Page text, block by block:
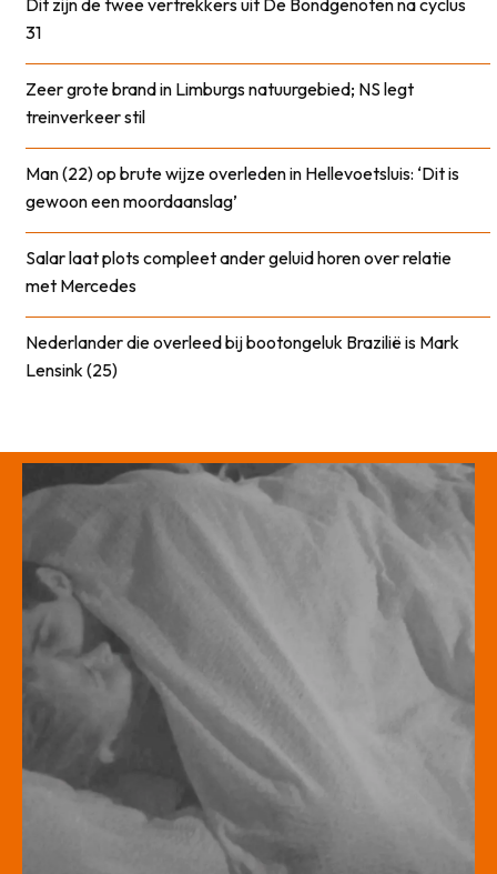
Dit zijn de twee vertrekkers uit De Bondgenoten na cyclus
31
Zeer grote brand in Limburgs natuurgebied; NS legt
treinverkeer stil
Man (22) op brute wijze overleden in Hellevoetsluis: ‘Dit is
gewoon een moordaanslag’
Salar laat plots compleet ander geluid horen over relatie
met Mercedes
Nederlander die overleed bij bootongeluk Brazilië is Mark
Lensink (25)